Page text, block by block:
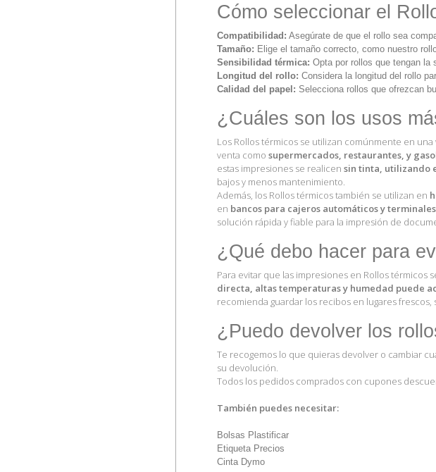
Cómo seleccionar el
Compatibilidad: Asegúrate de que el rollo sea
Tamaño: Elige el tamaño correcto, como nuestro
Sensibilidad térmica: Opta por rollos que tengan la
Longitud del rollo: Considera la longitud del rollo
Calidad del papel: Selecciona rollos que ofrezcan
¿Cuáles son los usos
Los Rollos térmicos se utilizan comúnmente en
venta como supermercados, restaurantes, y
estas impresiones se realicen sin tinta, utilizando
bajos y menos mantenimiento.
Además, los Rollos térmicos también se utilizan en
en bancos para cajeros automáticos y
solución rápida y fiable para la impresión de
¿Qué debo hacer para
Para evitar que las impresiones en Rollos
directa, altas temperaturas y humedad puede
recomienda guardar los recibos en lugares
¿Puedo devolver los
Te recogemos lo que quieras devolver o cambiar
su devolución.
Todos los pedidos comprados con cupones
También puedes necesitar:
Bolsas Plastificar
Etiqueta Precios
Cinta Dymo